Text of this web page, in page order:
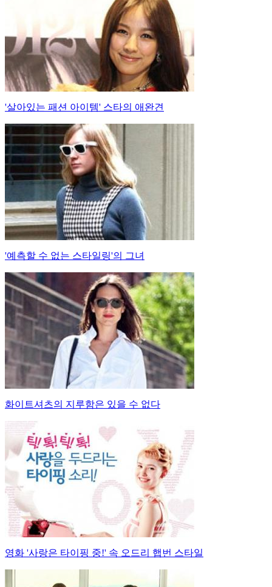
'살아있는 패션 아이템' 스타의 애완견
'예측할 수 없는 스타일링'의 그녀
화이트셔츠의 지루함은 있을 수 없다
영화 '사랑은 타이핑 중!' 속 오드리 햅번 스타일